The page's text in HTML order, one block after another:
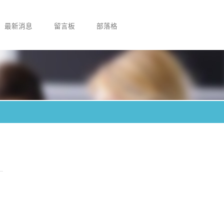
最新消息 留言板 部落格